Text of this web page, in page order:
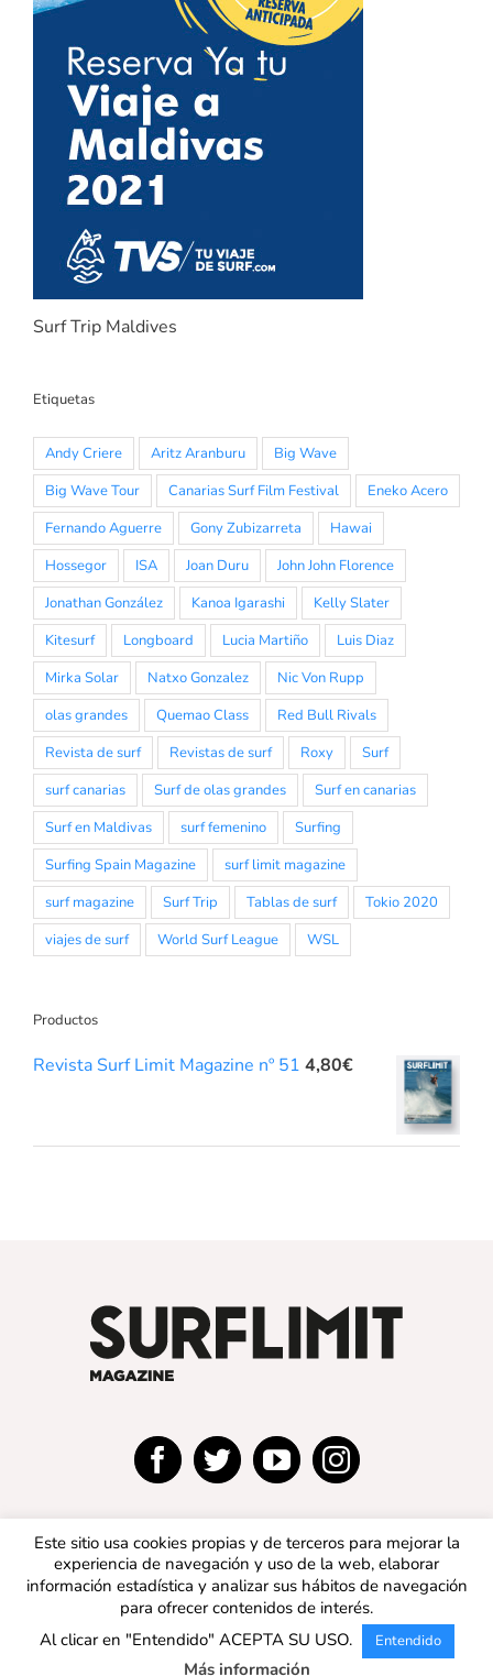
Surf Trip Maldives
Etiquetas
Andy Criere Aritz Aranburu
Big Wave
Big Wave Tour
Canarias Surf Film Festival
Eneko Acero
Fernando Aguerre
Gony Zubizarreta
Hawai
Hossegor
ISA Joan Duru
John John Florence
Jonathan González
Kanoa Igarashi
Kelly Slater
Kitesurf
Longboard Lucia Martiño
Luis Diaz
Mirka Solar
Natxo Gonzalez
Nic Von Rupp
olas grandes
Quemao Class
Red Bull Rivals
Revista de surf
Revistas de surf Roxy
Surf
surf canarias
Surf de olas grandes
Surf en canarias
Surf en Maldivas
surf femenino
Surfing
Surfing Spain Magazine
surf limit magazine
surf magazine
Surf Trip Tablas de surf
Tokio 2020
viajes de surf
World Surf League WSL
Productos
Revista Surf Limit Magazine nº 51 4,80€
© 2019 SURFLIMIT MAGAZINE ESPAÑA | Todos los
derechos reservados |Aviso legal|Política de privacidad|
Política de cookies
Este sitio usa cookies propias y de terceros para mejorar la
experiencia de navegación y uso de la web, elaborar
información estadística y analizar sus hábitos de navegación
para ofrecer contenidos de interés.
Al clicar en "Entendido" ACEPTA SU USO.
Entendido
Más información